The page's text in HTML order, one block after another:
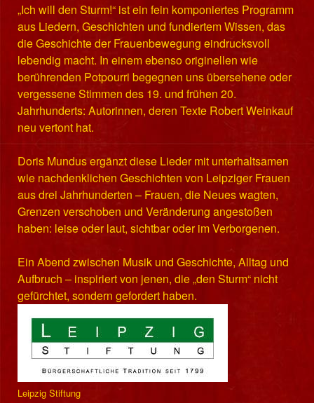
„Ich will den Sturm!“ ist ein fein komponiertes Programm
aus Liedern, Geschichten und fundiertem Wissen, das
die Geschichte der Frauenbewegung eindrucksvoll
lebendig macht. In einem ebenso originellen wie
berührenden Potpourri begegnen uns übersehene oder
vergessene Stimmen des 19. und frühen 20.
Jahrhunderts: Autorinnen, deren Texte Robert Weinkauf
neu vertont hat.
Doris Mundus ergänzt diese Lieder mit unterhaltsamen
wie nachdenklichen Geschichten von Leipziger Frauen
aus drei Jahrhunderten – Frauen, die Neues wagten,
Grenzen verschoben und Veränderung angestoßen
haben: leise oder laut, sichtbar oder im Verborgenen.
Ein Abend zwischen Musik und Geschichte, Alltag und
Aufbruch – inspiriert von jenen, die „den Sturm“ nicht
gefürchtet, sondern gefordert haben.
Leipzig Stiftung